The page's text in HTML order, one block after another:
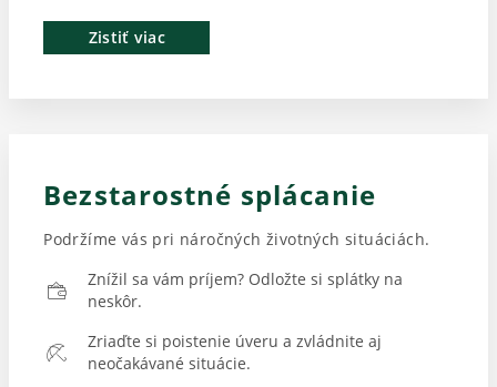
Zistiť viac
Bezstarostné splácanie
Podržíme vás pri náročných životných situáciách.
Znížil sa vám príjem? Odložte si splátky na
neskôr.
Zriaďte si poistenie úveru a zvládnite aj
neočakávané situácie.